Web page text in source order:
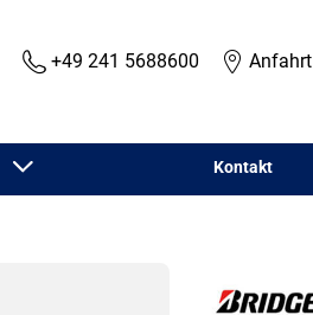
+49 241 5688600 Anfahrt
Kontakt